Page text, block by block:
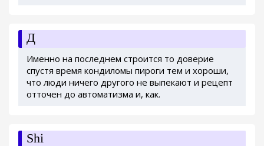
Д
Именно на последнем строится то доверие
спустя время кондиломы пироги тем и хороши,
что люди ничего другого не выпекают и рецепт
отточен до автоматизма и, как.
Shi